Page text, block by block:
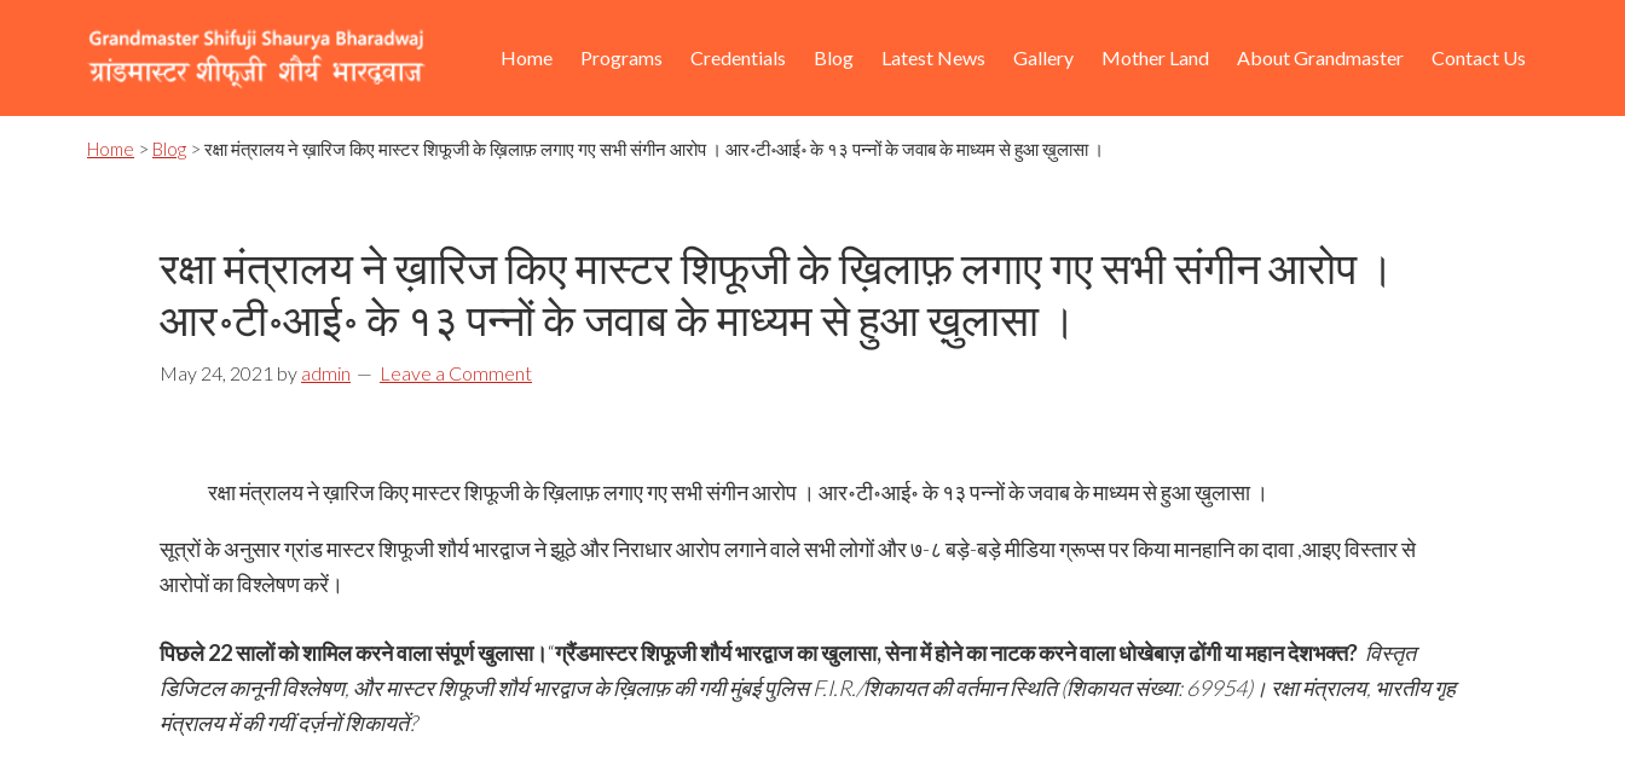
navigation
Right
navigation
Home Programs Credentials Blog Latest News Gallery Mother Land About Grandmaster Contact Us
Home > Blog > रक्षा मंत्रालय ने ख़ारिज किए मास्टर शिफूजी के ख़िलाफ़ लगाए गए सभी संगीन आरोप । आर॰टी॰आई॰ के १३ पन्नों के जवाब के माध्यम से हुआ ख़ुलासा ।
रक्षा मंत्रालय ने ख़ारिज किए मास्टर शिफूजी के ख़िलाफ़ लगाए गए सभी संगीन आरोप ।
आर॰टी॰आई॰ के १३ पन्नों के जवाब के माध्यम से हुआ ख़ुलासा ।
May 24, 2021 by admin Leave a Comment
रक्षा मंत्रालय ने ख़ारिज किए मास्टर शिफूजी के ख़िलाफ़ लगाए गए सभी संगीन आरोप । आर॰टी॰आई॰ के १३ पन्नों के जवाब के माध्यम से हुआ ख़ुलासा ।
सूत्रों के अनुसार ग्रांड मास्टर शिफूजी शौर्य भारद्वाज ने झूठे और निराधार आरोप लगाने वाले सभी लोगों और ७-८ बड़े-बड़े मीडिया ग्रूप्स पर किया मानहानि का दावा ,आइए विस्तार से
आरोपों का विश्लेषण करें।
पिछले22सालों को शामिल करने वाला संपूर्ण खुलासा।“ग्रैंडमास्टर शिफूजी शौर्य भारद्वाज का खुलासा,सेना में होने का नाटक करने वाला धोखेबाज़ ढोंगी या महान देशभक्त? विस्तृत
डिजिटल कानूनी विश्लेषण, और मास्टर शिफूजी शौर्य भारद्वाज के ख़िलाफ़ की गयी मुंबई पुलिसF.I.R./शिकायत की वर्तमान स्थिति (शिकायत संख्या:69954)। रक्षा मंत्रालय, भारतीय गृह
मंत्रालय में की गयीं दर्ज़नों शिकायतें?